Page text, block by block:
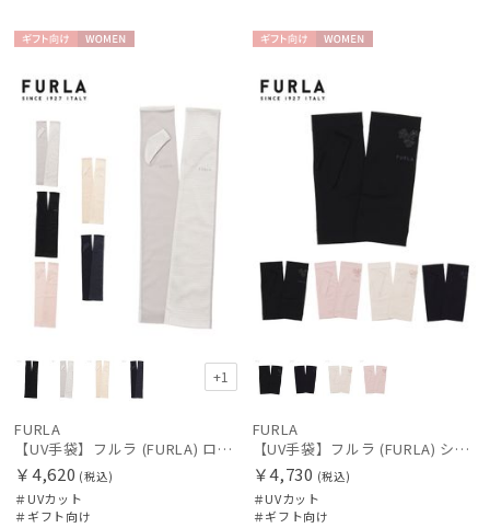
向け
N
+1
FURLA
【UV手袋】フルラ (FURLA) ロング ＵＶ手袋 ロゴ刺繍 指無し
￥4,620 (税込)
＃UVカット
＃ギフト向け
向け
N
FURLA
【UV手袋】フルラ (FURLA) ショート ＵＶ手袋 シアーフラワー 指無し 接触冷感
￥4,730 (税込)
＃UVカット
＃ギフト向け